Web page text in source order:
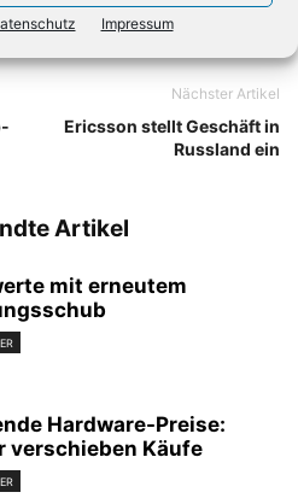
Impressum
Nächster Artikel
Ericsson stellt Geschäft in
Russland ein
Artikel
mit erneutem
Hardware-Preise:
verschieben Käufe